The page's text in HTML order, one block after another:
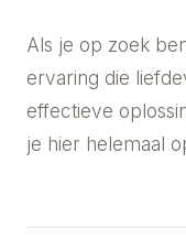
Als je op zoek
ervaring die
effectieve
je hier helemaal